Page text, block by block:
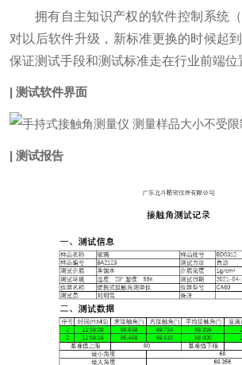
拥有自主知识产权的软件控制系统
对以后软件升级，新标准更换的时候起
保证测试手段和测试标准走在行业前端位
| 测试软件界面
| 测试报告